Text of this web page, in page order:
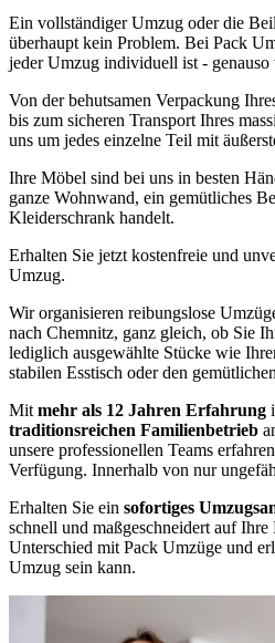
Ein vollständiger Umzug oder die
überhaupt kein Problem. Bei Pack
jeder Umzug individuell ist -
Von der behutsamen Verpackung
bis zum sicheren Transport Ihres
uns um jedes einzelne Teil mit
Ihre Möbel sind bei uns in besten
ganze Wohnwand, ein gemütliches
Kleiderschrank handelt.
Erhalten Sie jetzt kostenfreie und
Umzug.
Wir organisieren reibungslose
nach Chemnitz, ganz gleich, ob Sie
lediglich ausgewählte Stücke wie
stabilen Esstisch oder den
Mit mehr als 12 Jahren Erfahrung
traditionsreichen Familienbetrieb
unsere professionellen Teams
Verfügung. Innerhalb von nur
Erhalten Sie ein sofortiges
schnell und maßgeschneidert auf
Unterschied mit Pack Umzüge und
Umzug sein kann.